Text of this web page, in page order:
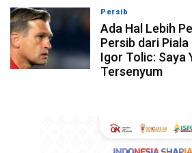
Persib
Ada Hal Lebih
Persib dari
Igor Tolic: Saya
Tersenyum